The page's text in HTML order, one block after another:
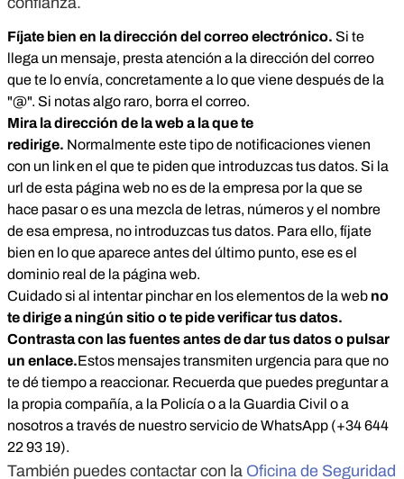
Fíjate bien en la dirección del correo electrónico. Si te
llega un mensaje, presta atención a la dirección del correo
que te lo envía, concretamente a lo que viene después de la
"@". Si notas algo raro, borra el correo.
Mira la dirección de la web a la que te
redirige. Normalmente este tipo de notificaciones vienen
con un link en el que te piden que introduzcas tus datos. Si la
url de esta página web no es de la empresa por la que se
hace pasar o es una mezcla de letras, números y el nombre
de esa empresa, no introduzcas tus datos. Para ello, fíjate
bien en lo que aparece antes del último punto, ese es el
dominio real de la página web.
Cuidado si al intentar pinchar en los elementos de la web no
te dirige a ningún sitio o te pide verificar tus datos.
Contrasta con las fuentes antes de dar tus datos o pulsar
un enlace.Estos mensajes transmiten urgencia para que no
te dé tiempo a reaccionar. Recuerda que puedes preguntar a
la propia compañía, a la Policía o a la Guardia Civil o a
nosotros a través de nuestro servicio de WhatsApp (+34 644
22 93 19).
También puedes contactar con la Oficina de Seguridad